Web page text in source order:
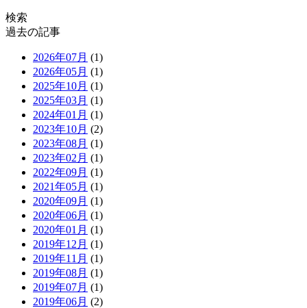
検索
過去の記事
2026年07月 (1)
2026年05月 (1)
2025年10月 (1)
2025年03月 (1)
2024年01月 (1)
2023年10月 (2)
2023年08月 (1)
2023年02月 (1)
2022年09月 (1)
2021年05月 (1)
2020年09月 (1)
2020年06月 (1)
2020年01月 (1)
2019年12月 (1)
2019年11月 (1)
2019年08月 (1)
2019年07月 (1)
2019年06月 (2)